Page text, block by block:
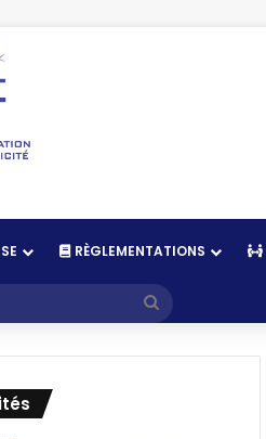
RÈGLEMENTATIONS